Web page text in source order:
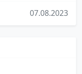
07.08.2023